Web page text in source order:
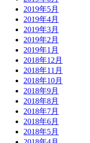
2019年5月
2019年4月
2019年3月
2019年2月
2019年1月
2018年12月
2018年11月
2018年10月
2018年9月
2018年8月
2018年7月
2018年6月
2018年5月